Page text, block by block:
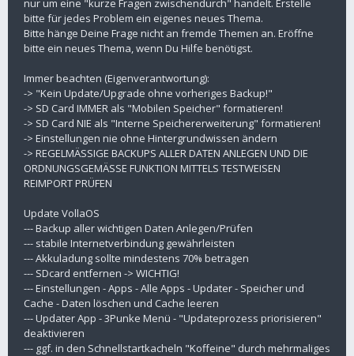
nur um eine "kurze Fragen zwischendurch" handelt. Erstelle
bitte für jedes Problem ein eigenes neues Thema.
Bitte hänge Deine Frage nicht an fremde Themen an. Eröffne
bitte ein neues Thema, wenn Du Hilfe benötigst.
Immer beachten (Eigenverantwortung):
-> "Kein Update/Upgrade ohne vorheriges Backup!"
-> SD Card IMMER als "Mobilen Speicher" formatieren!
-> SD Card NIE als "Interne Speichererweiterung" formatieren!
-> Einstellungen nie ohne Hintergrundwissen ändern
-> REGELMÄSSIGE BACKUPS ALLER DATEN ANLEGEN UND DIE
ORDNUNGSGEMÄSSE FUNKTION MITTELS TESTWEISEN
REIMPORT PRÜFEN
Update VollaOS
--- Backup aller wichtigen Daten Anlegen/Prüfen
--- stabile Internetverbindung gewährleisten
--- Akkuladung sollte mindestens 70% betragen
--- SDcard entfernen -> WICHTIG!
--- Einstellungen - Apps - Alle Apps - Updater - Speicher und
Cache - Daten löschen und Cache leeren
--- Updater App - 3Punke Menü - "Updateprozess priorisieren"
deaktivieren
--- ggf. in den Schnellstartkacheln "Koffeine" durch mehrmaliges